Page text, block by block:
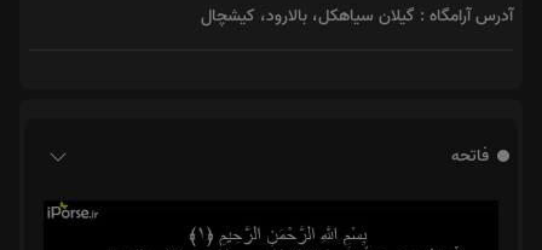
آدرس آرامگاه : گیلان سیاهکل، بالارود، کیشچال
فاتحه